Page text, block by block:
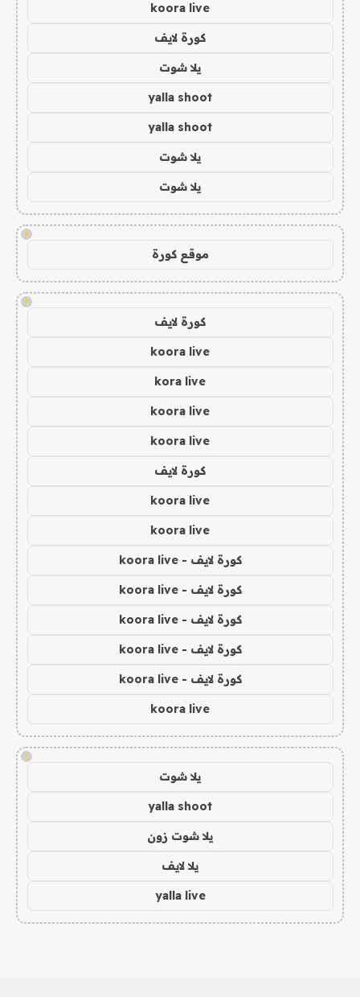
koora live
كورة لايف
يلا شوت
yalla shoot
yalla shoot
يلا شوت
يلا شوت
!
موقع كورة
!
كورة لايف
koora live
kora live
koora live
koora live
كورة لايف
koora live
koora live
كورة لايف - koora live
كورة لايف - koora live
كورة لايف - koora live
كورة لايف - koora live
كورة لايف - koora live
koora live
!
يلا شوت
yalla shoot
يلا شوت زون
يلا لايف
yalla live